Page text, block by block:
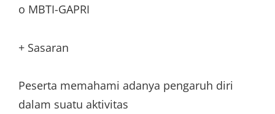
o MBTI-GAPRI
+ Sasaran
Peserta memahami adanya pengaruh diri
dalam suatu aktivitas